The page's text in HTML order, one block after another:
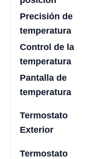
Precisión de
temperatura
Control de la
temperatura
Pantalla de
temperatura
Termostato
Exterior
Termostato